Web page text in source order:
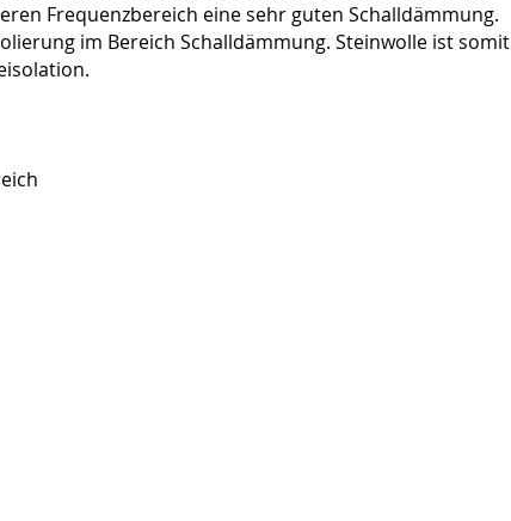
Frequenzbereich eine sehr guten Schalldämmung.
im Bereich Schalldämmung. Steinwolle ist somit